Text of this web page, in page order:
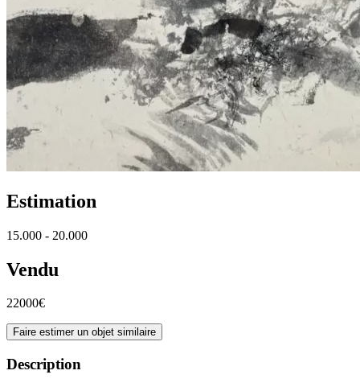
Estimation
15.000 - 20.000
Vendu
22000€
Faire estimer un objet similaire
Description